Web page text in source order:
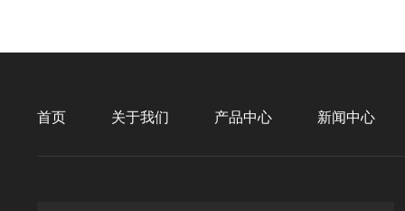
首页 关于我们 产品中心 新闻中心